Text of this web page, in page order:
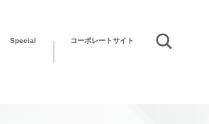
Special コーポレートサイト